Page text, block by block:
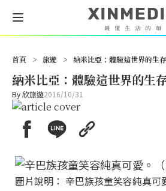
首頁 > 旅遊 > 納米比亞：體驗這世界的生
納米比亞：體驗這世界的生
By欣旅遊2016/10/31
圖片說明： 辛巴族孩童笑容純真可